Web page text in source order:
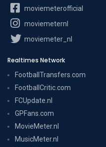
moviemeterofficial
moviemeternl
moviemeter_nl
Realtimes Network
FootballTransfers.com
FootballCritic.com
FCUpdate.nl
GPFans.com
MovieMeter.nl
MusicMeter.nl